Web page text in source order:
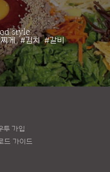
style
게 #김치 #갈비
투 가입
드 가이드